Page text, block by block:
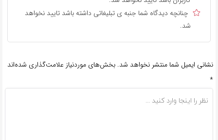
چنانچه دیدگاه شما جنبه ی تبلیغاتی داشته باشد تایید نخواهد
شد.
نشانی ایمیل شما منتشر نخواهد شد. بخش‌های موردنیاز علامت‌گذاری شده‌اند
*